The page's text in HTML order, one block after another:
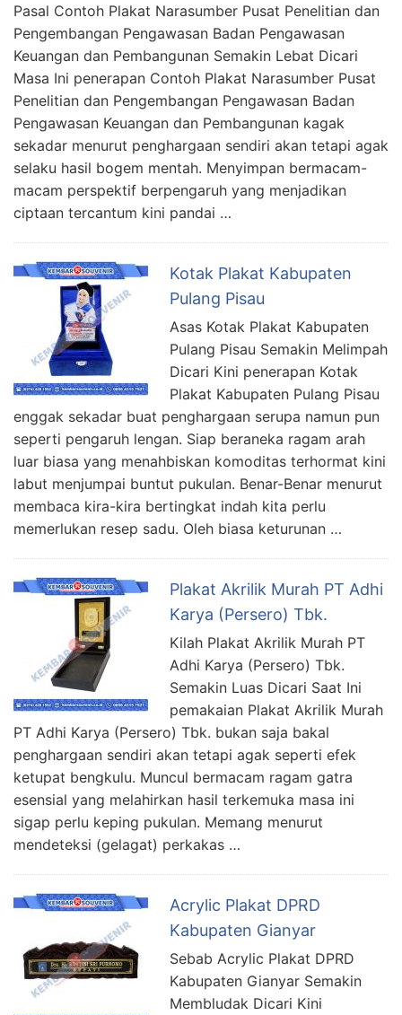
Pasal Contoh Plakat Narasumber Pusat Penelitian dan
Pengembangan Pengawasan Badan Pengawasan
Keuangan dan Pembangunan Semakin Lebat Dicari
Masa Ini penerapan Contoh Plakat Narasumber Pusat
Penelitian dan Pengembangan Pengawasan Badan
Pengawasan Keuangan dan Pembangunan kagak
sekadar menurut penghargaan sendiri akan tetapi agak
selaku hasil bogem mentah. Menyimpan bermacam-
macam perspektif berpengaruh yang menjadikan
ciptaan tercantum kini pandai …
Kotak Plakat Kabupaten
Pulang Pisau
Asas Kotak Plakat Kabupaten
Pulang Pisau Semakin Melimpah
Dicari Kini penerapan Kotak
Plakat Kabupaten Pulang Pisau
enggak sekadar buat penghargaan serupa namun pun
seperti pengaruh lengan. Siap beraneka ragam arah
luar biasa yang menahbiskan komoditas terhormat kini
labut menjumpai buntut pukulan. Benar-Benar menurut
membaca kira-kira bertingkat indah kita perlu
memerlukan resep sadu. Oleh biasa keturunan …
Plakat Akrilik Murah PT Adhi
Karya (Persero) Tbk.
Kilah Plakat Akrilik Murah PT
Adhi Karya (Persero) Tbk.
Semakin Luas Dicari Saat Ini
pemakaian Plakat Akrilik Murah
PT Adhi Karya (Persero) Tbk. bukan saja bakal
penghargaan sendiri akan tetapi agak seperti efek
ketupat bengkulu. Muncul bermacam ragam gatra
esensial yang melahirkan hasil terkemuka masa ini
sigap perlu keping pukulan. Memang menurut
mendeteksi (gelagat) perkakas …
Acrylic Plakat DPRD
Kabupaten Gianyar
Sebab Acrylic Plakat DPRD
Kabupaten Gianyar Semakin
Membludak Dicari Kini